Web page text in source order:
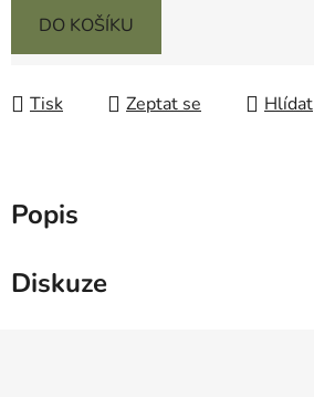
DO KOŠÍKU
Tisk Zeptat se Hlídat
Popis
Diskuze